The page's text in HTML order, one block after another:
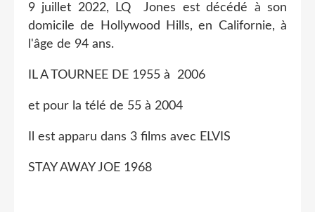
9 juillet 2022, LQ Jones est décédé à son
domicile de Hollywood Hills, en Californie, à
l'âge de 94 ans.
IL A TOURNEE DE 1955 à 2006
et pour la télé de 55 à 2004
Il est apparu dans 3 films avec ELVIS
STAY AWAY JOE 1968